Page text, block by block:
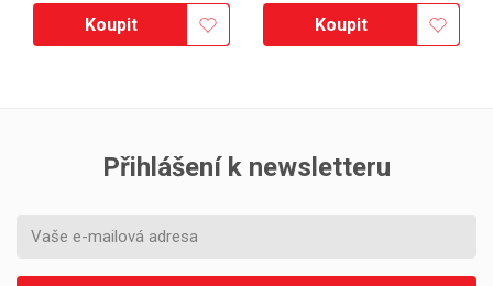
Koupit Koupit
Přihlášení k newsletteru